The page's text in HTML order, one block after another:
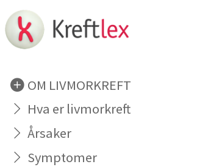
OM LIVMORKREFT
Hva er livmorkreft
Årsaker
Symptomer